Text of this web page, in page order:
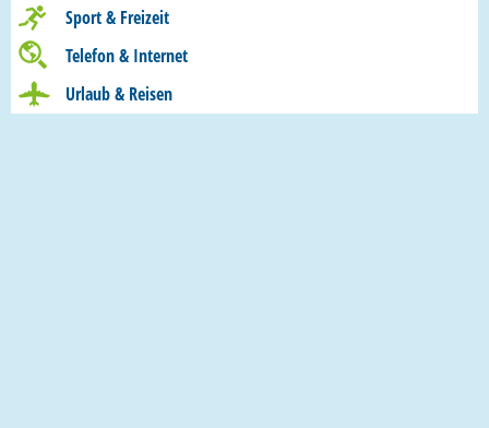
Sport & Freizeit
Telefon & Internet
Urlaub & Reisen